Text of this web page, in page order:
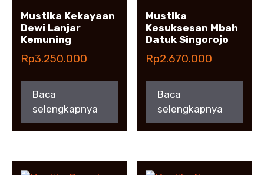
Mustika Kekayaan
Dewi Lanjar
Kemuning
Rp3.250.000
Baca
selengkapnya
Mustika
Kesuksesan Mbah
Datuk Singorojo
Rp2.670.000
Baca
selengkapnya